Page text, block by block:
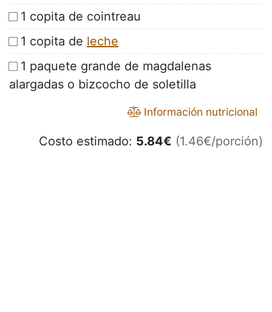
1 copita de cointreau
1 copita de leche
1 paquete grande de magdalenas
alargadas o bizcocho de soletilla
Información nutricional
Costo estimado: 5.84€ (1.46€/porción)